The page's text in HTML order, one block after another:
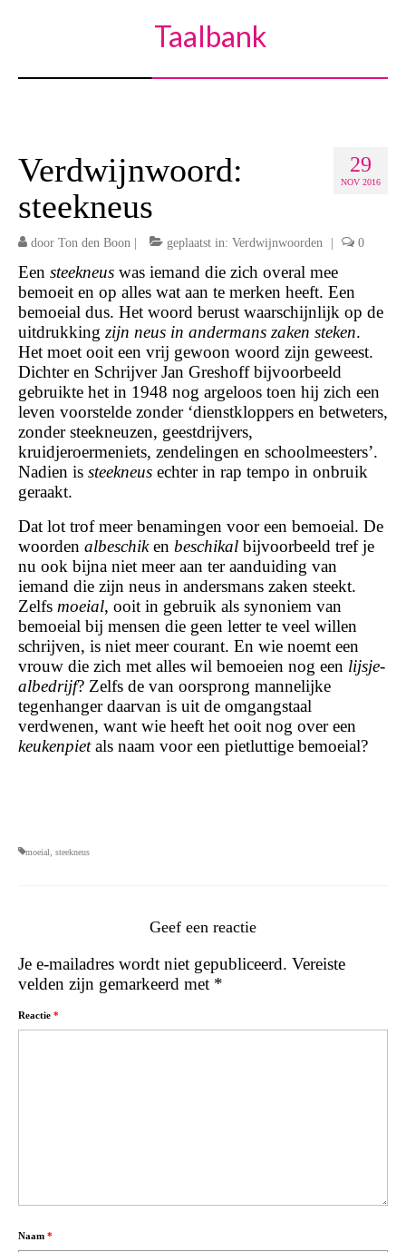
Taalbank
29
NOV 2016
Verdwijnwoord:
steekneus
door Ton den Boon geplaatst in: Verdwijnwoorden 0
Een steekneus was iemand die zich overal mee
bemoeit en op alles wat aan te merken heeft. Een
bemoeial dus. Het woord berust waarschijnlijk op de
uitdrukking zijn neus in andermans zaken steken.
Het moet ooit een vrij gewoon woord zijn geweest.
Dichter en Schrijver Jan Greshoff bijvoorbeeld
gebruikte het in 1948 nog argeloos toen hij zich een
leven voorstelde zonder ‘dienstkloppers en betweters,
zonder steekneuzen, geestdrijvers,
kruidjeroermeniets, zendelingen en schoolmeesters’.
Nadien is steekneus echter in rap tempo in onbruik
geraakt.
Dat lot trof meer benamingen voor een bemoeial. De
woorden albeschiken beschikal bijvoorbeeld tref je
nu ook bijna niet meer aan ter aanduiding van
iemand die zijn neus in andersmans zaken steekt.
Zelfs moeial, ooit in gebruik als synoniem van
bemoeial bij mensen die geen letter te veel willen
schrijven, is niet meer courant. En wie noemt een
vrouw die zich met alles wil bemoeien nog een lijsje-
albedrijf? Zelfs de van oorsprong mannelijke
tegenhanger daarvan is uit de omgangstaal
verdwenen, want wie heeft het ooit nog over een
keukenpietals naam voor een pietluttige bemoeial?
moeial steekneus
Geef een reactie
Je e-mailadres wordt niet gepubliceerd. Vereiste
velden zijn gemarkeerd met *
Reactie *
Naam *